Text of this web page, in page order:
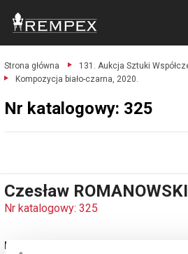
Strona główna
131. Aukcja Sztuki
Kompozycja biało-czarna, 2020.
Nr katalogowy: 325
Czesław
Nr katalogowy: 325
Kompozycja biało-czarna, 2020